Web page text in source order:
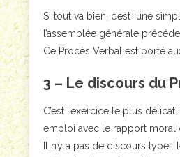
Si tout va bien, c’est une
l’assemblée générale
Ce Procès Verbal est porté
3 – Le discours du
C’est l’exercice le plus
emploi avec le rapport moral
Il n’y a pas de discours type